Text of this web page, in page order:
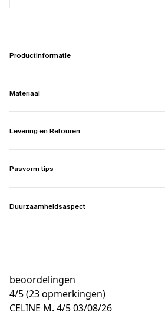
Productinformatie
Materiaal
Levering en Retouren
Pasvorm tips
Duurzaamheidsaspect
beoordelingen
4/5(23 opmerkingen)
CELINE M. 4/503/08/26